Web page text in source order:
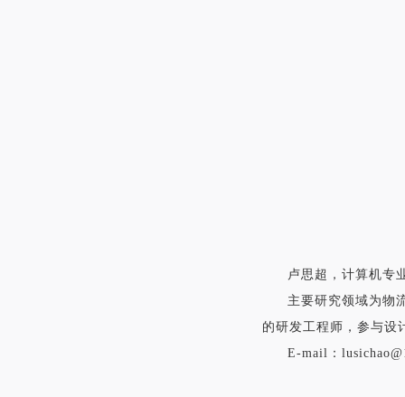
卢思超，计算机专
主要研究领域为物
的研发工程师，参与设
E-mail ：l